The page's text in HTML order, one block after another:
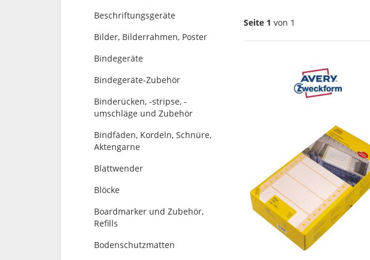
Seite 1 von 1
Beschriftungsgeräte
Bilder, Bilderrahmen, Poster
Bindegeräte
Bindegeräte-Zubehör
Binderücken, -stripse, -
umschläge und Zubehör
Bindfäden, Kordeln, Schnüre,
Aktengarne
Blattwender
Blöcke
Boardmarker und Zubehör,
Refills
Bodenschutzmatten